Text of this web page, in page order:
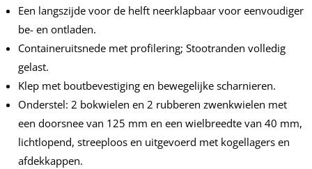
Een langszijde voor de helft neerklapbaar voor eenvoudiger
be- en ontladen.
Containeruitsnede met profilering; Stootranden volledig
gelast.
Klep met boutbevestiging en bewegelijke scharnieren.
Onderstel: 2 bokwielen en 2 rubberen zwenkwielen met
een doorsnee van 125 mm en een wielbreedte van 40 mm,
lichtlopend, streeploos en uitgevoerd met kogellagers en
afdekkappen.